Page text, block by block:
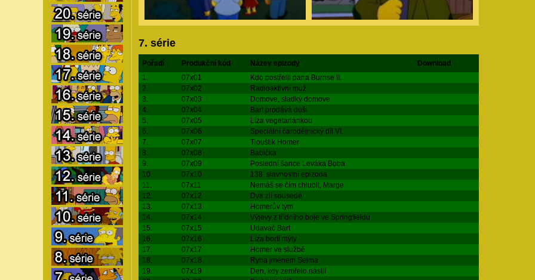
7. série
Pořadí Produkční kód Název epizody
Download
1.
07x01
Kdo postřelil pana Burnse II.
2.
07x02
Radioaktivní muž
3.
07x03
Domove, sladký domove
4.
07x04
Bart prodává duši
5.
07x05
Líza vegetariánkou
6.
07x06
Speciální čarodějnický díl VI.
7.
07x07
Tlouštík Homer
8.
07x08
Babička
9.
07x09
Poslední šance Leváka Boba
10.
07x10
138. slavnostní epizoda
11.
07x11
Nemáš se čím chlubit, Marge
12.
07x12
Dva zlí sousedé
13.
07x13
Homerův tým
14.
07x14
Výjevy z třídního boje ve Springfieldu
15.
07x15
Udavač Bart
16.
07x16
Líza bortí mýty
17.
07x17
Homer ve službě
18.
07x18
Ryba jménem Selma
19.
07x19
Den, kdy zemřelo násilí